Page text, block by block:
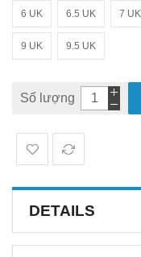
6 UK 6.5 UK 7 UK
9 UK 9.5 UK
Số lượng
DETAILS